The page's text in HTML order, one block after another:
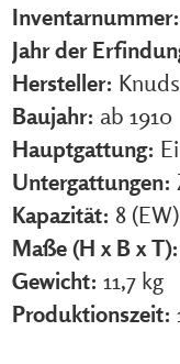
Inventarnummer:
Jahr der
Hersteller:
Baujahr: ab 1910
Hauptgattung:
Untergattungen:
Kapazität: 8
Maße (H x B x T):
Gewicht: 11,7 kg
Produktionszeit: